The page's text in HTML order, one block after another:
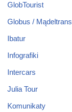
GlobTourist
Globus / Mądeltrans
Ibatur
Infografiki
Intercars
Julia Tour
Komunikaty